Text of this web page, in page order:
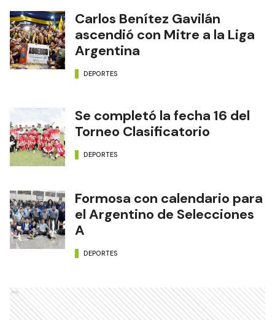
Carlos Benítez Gavilán
ascendió con Mitre a la Liga
Argentina
DEPORTES
Se completó la fecha 16 del
Torneo Clasificatorio
DEPORTES
Formosa con calendario para
el Argentino de Selecciones
A
DEPORTES
Ads